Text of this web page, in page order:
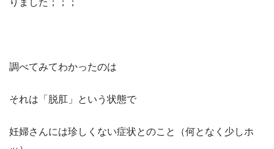
りました；；；
調べてみてわかったのは
それは「脱肛」という状態で
妊婦さんには珍しくない症状とのこと（何となく少しホ